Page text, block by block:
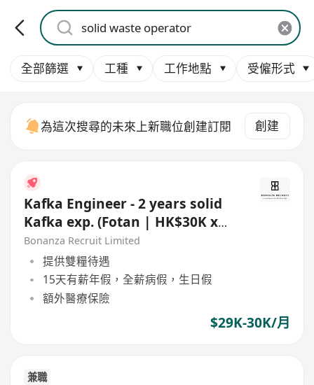
全部篩選 工種 工作地點 受僱形式
為這次搜尋的未來上新職位創建訂閱 創建
Kafka Engineer - 2 years solid
Kafka exp. (Fotan | HK$30K x
13)
Bonanza Recruit Limited
提供雙糧待遇
15天有薪年假，全薪病假，生日假
額外醫療保險
$29K-30K/月
兼職